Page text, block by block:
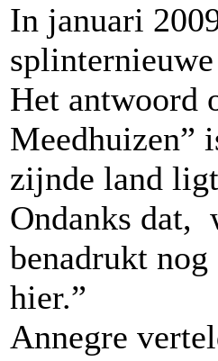
In januari
Het antwoord
Meedhuizen”
zijnde land
Ondanks dat,
benadrukt
hier.”
Annegre